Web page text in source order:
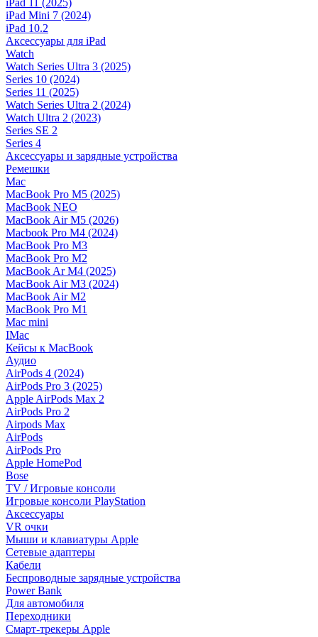
iPad 11 (2025)
iPad Mini 7 (2024)
iPad 10.2
Аксессуары для iPad
Watch
Watch Series Ultra 3 (2025)
Series 10 (2024)
Series 11 (2025)
Watch Series Ultra 2 (2024)
Watch Ultra 2 (2023)
Series SE 2
Series 4
Аксессуары и зарядные устройства
Ремешки
Mac
MacBook Pro M5 (2025)
MacBook NEO
MacBook Air M5 (2026)
Macbook Pro M4 (2024)
MacBook Pro M3
MacBook Pro M2
MacBook Ar M4 (2025)
MacBook Air M3 (2024)
MacBook Air M2
MacBook Pro M1
Mac mini
IMac
Кейсы к MacBook
Аудио
AirPods 4 (2024)
AirPods Pro 3 (2025)
Apple AirPods Max 2
AirPods Pro 2
Airpods Max
AirPods
AirPods Pro
Apple HomePod
Bose
TV / Игровые консоли
Игровые консоли PlayStation
Аксессуары
VR очки
Мыши и клавиатуры Apple
Сетевые адаптеры
Кабели
Беспроводные зарядные устройства
Power Bank
Для автомобиля
Переходники
Смарт-трекеры Apple